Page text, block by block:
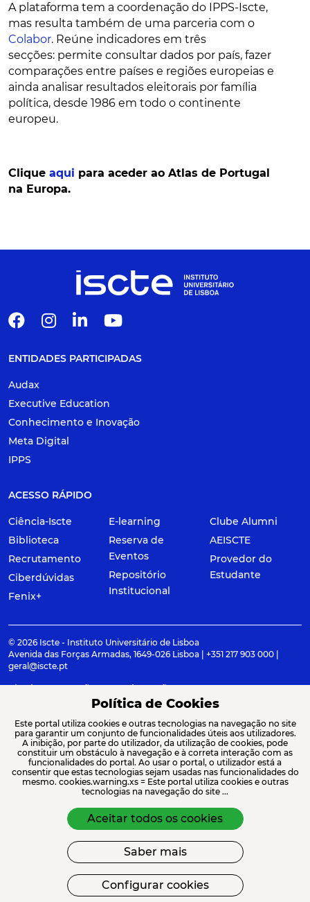
A plataforma tem a coordenação do IPPS-Iscte,
mas resulta também de uma parceria com o
Colabor. Reúne indicadores em três
secções: permite consultar dados por país, fazer
comparações entre países e regiões europeias e
ainda analisar resultados eleitorais por família
política, desde 1986 em todo o continente
europeu.
Clique aqui para aceder ao Atlas de Portugal
na Europa.
ENTIDADES PARTICIPADAS
Audax
Executive Education
Conhecimento e Inovação
Meta Digital
IPPS
ACESSO RÁPIDO
Ciência-Iscte
Biblioteca
Recrutamento
Ciberdúvidas
Fenix+
E-learning
Reserva de
Eventos
Repositório
Institucional
Clube Alumni
AEISCTE
Provedor do
Estudante
© 2026 Iscte - Instituto Universitário de Lisboa
Avenida das Forças Armadas, 1649-026 Lisboa | +351 217 903 000 |
geral@iscte.pt
Elogios, Sugestões e Reclamações
Termos e condições
Canal de denúncia
ACREDITAÇÕES E ASSOCIAÇÕES
FINANCIAMENTO
Política de Cookies
Este portal utiliza cookies e outras tecnologias na navegação no site
para garantir um conjunto de funcionalidades úteis aos utilizadores.
A inibição, por parte do utilizador, da utilização de cookies, pode
constituir um obstáculo à navegação e à correta interação com as
funcionalidades do portal. Ao usar o portal, o utilizador está a
consentir que estas tecnologias sejam usadas nas funcionalidades do
mesmo. cookies.warning.xs = Este portal utiliza cookies e outras
tecnologias na navegação do site ...
Aceitar todos os cookies
Saber mais
Configurar cookies